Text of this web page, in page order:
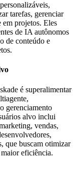
tarefas, gerenciar
projetos. Eles
de IA autônomos
de conteúdo e
é superalimentar
gerenciamento
alvo inclui
vendas,
que buscam otimizar
eficiência.